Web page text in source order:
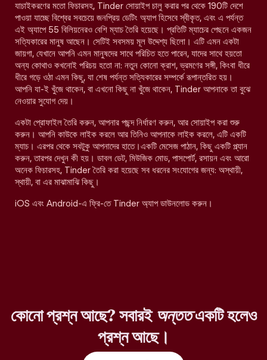
যাচাইকরণের মতো ফিচারসহ, Tinder সোয়াইপ চালু করার পর থেকে 190টি দেশে
পাওয়া যাচ্ছে বিশ্বের সবচেয়ে জনপ্রিয় ডেটিং অ্যাপ হিসেবে স্বীকৃত, এবং এ পর্যন্ত
এই অ্যাপে 55 বিলিয়নেরও বেশি ম্যাচ তৈরি হয়েছে। প্রতিটি ম্যাচের পেছনে একজন
সত্যিকারের মানুষ আছেন। সেটিই সবসময় মূল উদ্দেশ্য ছিলো। এটি এমন একটা
জায়গা, যেখানে আপনি এমন মানুষদের সাথে পরিচিত হতে পারেন, যাদের সাথে হয়তো
অন্য কোথাও কখনোই পরিচয় হতো না: নতুন কোনো ক্রাশ, ভ্রমণের সঙ্গী, কিংবা ধীরে
ধীরে গড়ে ওঠা এমন কিছু, যা শেষ পর্যন্ত সত্যিকারের সম্পর্কে রূপান্তরিত হয়।
আপনি যা-ই খুঁজে থাকেন, বা এখনো কিছু না খুঁজে থাকেন, Tinder আপনাকে তা বুঝে
নেওয়ার সুযোগ দেয়।
একটা প্রোফাইল তৈরি করুন, আপনার পছন্দ নির্ধারণ করুন, আর সোয়াইপ করা শুরু
করুন। আপনি কাউকে লাইক করলে আর তিনিও আপনাকে লাইক করলে, এটি একটি
ম্যাচ। এরপর থেকে সবটুকু আপনাদের হাতে।একটি মেসেজ পাঠান, কিছু একটি প্ল্যান
করুন, তারপর দেখুন কী হয়। ডাবল ডেট, মিউজিক মোড, পাসপোর্ট, রসায়ন এবং আরো
অনেক ফিচারসহ, Tinder তৈরি করা হয়েছে সব ধরনের সংযোগের জন্য: অস্থায়ী,
স্থায়ী, বা এর মাঝামাঝি কিছু।
iOS এবং Android-এ ফ্রি-তে Tinder অ্যাপ ডাউনলোড করুন।
কোনো প্রশ্ন আছে? সবারইঅন্ততএকটি হলেও
প্রশ্ন আছে।